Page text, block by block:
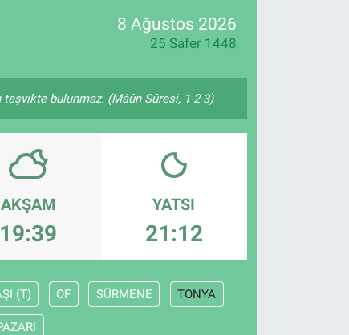
8 Ağustos 2026
25 Safer 1448
bulunmaz. (Mâûn Sûresi, 1-2-3)
AKŞAM
19:39
YATSI
21:12
(T) OF SÜRMENE TONYA